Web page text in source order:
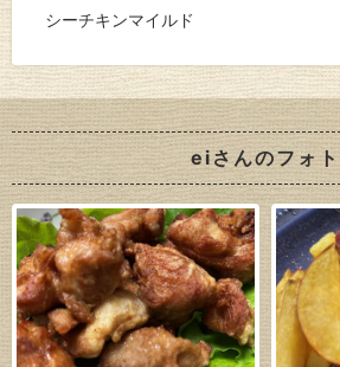
シーチキンマイルド
eiさんのフォト